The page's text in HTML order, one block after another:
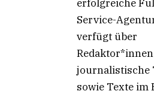
erfolgreiche
Service-
verfügt über
journalistische
sowie Texte im